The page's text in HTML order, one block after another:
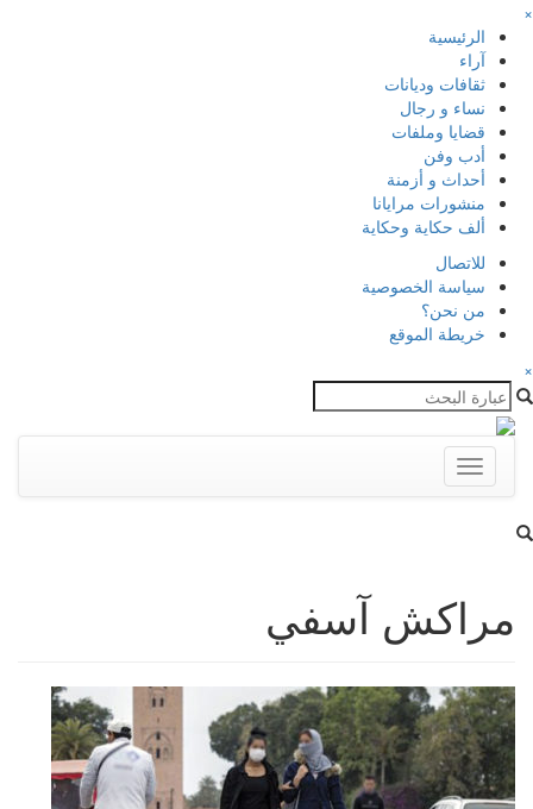
×
الرئيسية
آراء
ثقافات وديانات
نساء و رجال
قضايا وملفات
أدب وفن
أحداث و أزمنة
منشورات مرايانا
ألف حكاية وحكاية
للاتصال
سياسة الخصوصية
من نحن؟
خريطة الموقع
×
Toggle
navigation
مراكش آسفي